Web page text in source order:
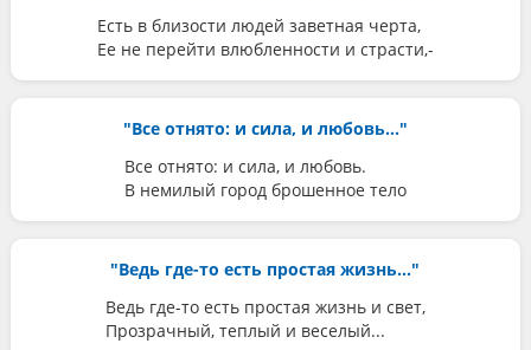
Есть в близости людей заветная черта,
Ее не перейти влюбленности и страсти,-
"Все отнято: и сила, и любовь..."
Все отнято: и сила, и любовь.
В немилый город брошенное тело
"Ведь где-то есть простая жизнь..."
Ведь где-то есть простая жизнь и свет,
Прозрачный, теплый и веселый...